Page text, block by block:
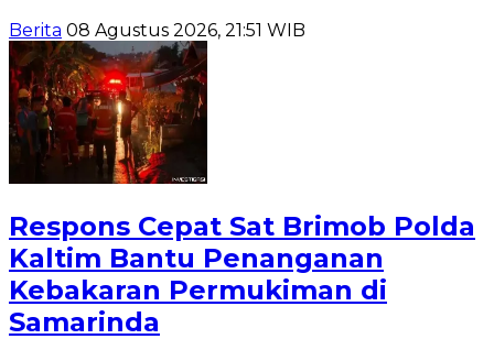
Berita 08 Agustus 2026, 21:51 WIB
Respons Cepat Sat Brimob Polda
Kaltim Bantu Penanganan
Kebakaran Permukiman di
Samarinda